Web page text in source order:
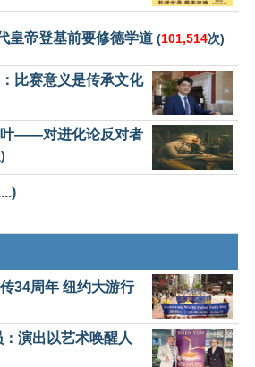
皇帝登基前要修德学道 (101,514次)
比赛意义是传承文化
叶——对进化论反对者
34周年 纽约大游行
演出以艺术唤醒人